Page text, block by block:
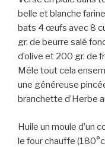
belle et blanche
bats 4 œufs avec 8
gr. de beurre salé
d’olive et 200 gr. de
Mêle tout cela
une généreuse
branchette d’Herbe
Huile un moule d’un
le four chauffe